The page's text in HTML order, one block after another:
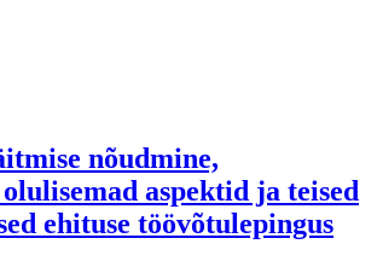
nõudmine,
aspektid ja teised
ehituse töövõtulepingus